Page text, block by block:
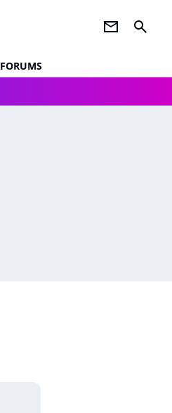
newsletter search
FORUMS